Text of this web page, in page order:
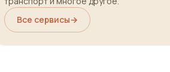
Все сервисы→